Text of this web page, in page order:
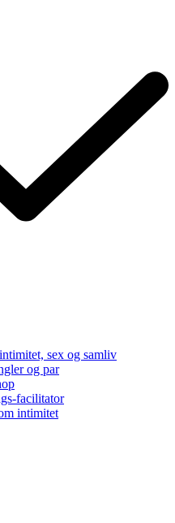
sex og samliv
og par
facilitator
intimitet